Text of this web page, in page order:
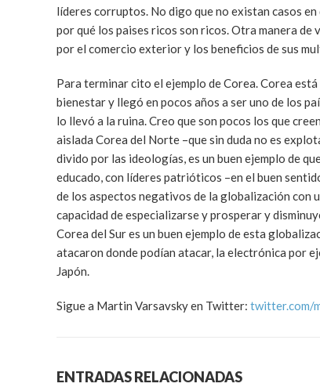
líderes corruptos. No digo que no existan casos
por qué los paises ricos son ricos. Otra manera de
por el comercio exterior y los beneficios de sus
Para terminar cito el ejemplo de Corea. Corea
bienestar y llegó en pocos años a ser uno de los
lo llevó a la ruina. Creo que son pocos los que
aislada Corea del Norte –que sin duda no es
divido por las ideologías, es un buen ejemplo de
educado, con líderes patrióticos –en el buen
de los aspectos negativos de la globalización con
capacidad de especializarse y prosperar y
Corea del Sur es un buen ejemplo de esta
atacaron donde podían atacar, la electrónica por
Japón.
Sigue a Martin Varsavsky en Twitter: twitter.com/
ENTRADAS RELACIONADAS